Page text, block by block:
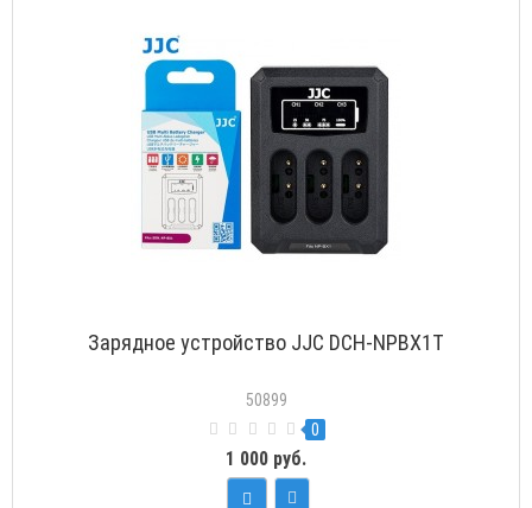
Зарядное устройство JJC DCH-NPBX1T
50899
0
1 000 руб.